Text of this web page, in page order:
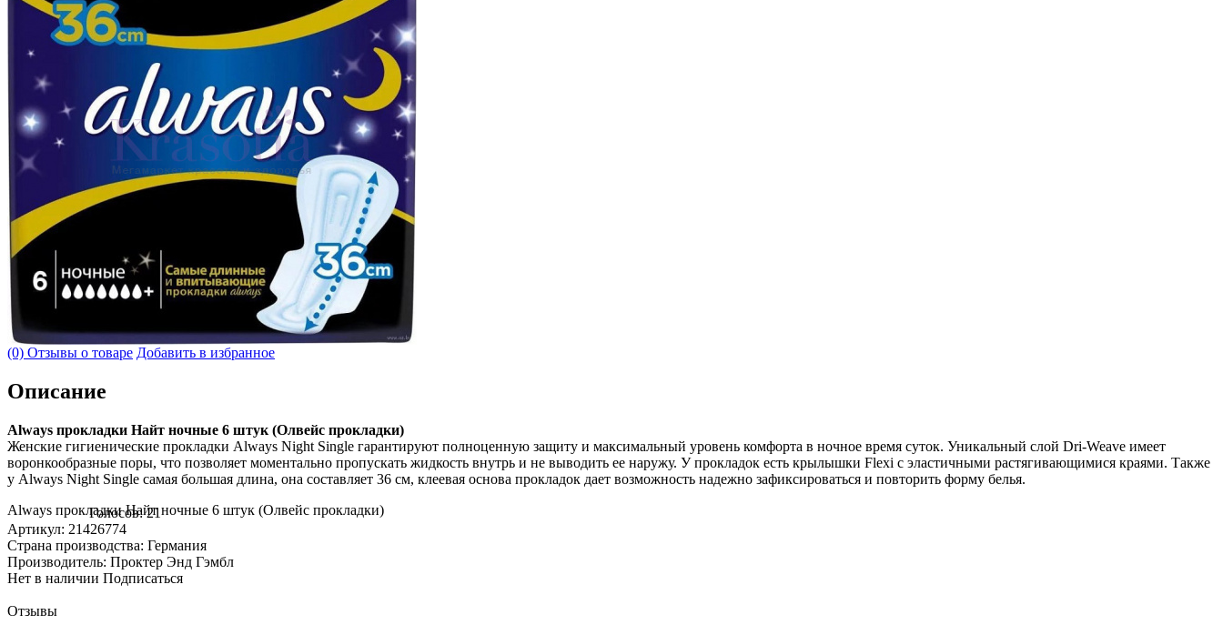
(0) Отзывы о товаре Добавить в избранное
Описание
Always прокладки Найт ночные 6 штук (Олвейс прокладки)
Женские гигиенические прокладки Always Night Single гарантируют полноценную защиту и максимальный уровень комфорта в ночное время суток. Уникальный слой Dri-Weave имеет
воронкообразные поры, что позволяет моментально пропускать жидкость внутрь и не выводить ее наружу. У прокладок есть крылышки Flexi с эластичными растягивающимися краями. Также
у Always Night Single самая большая длина, она составляет 36 см, клеевая основа прокладок дает возможность надежно зафиксироваться и повторить форму белья.
Always прокладки Найт ночные 6 штук (Олвейс прокладки)
Голосов: 21
Артикул: 21426774
Страна производства: Германия
Производитель: Проктер Энд Гэмбл
Нет в наличии Подписаться
Отзывы